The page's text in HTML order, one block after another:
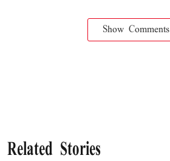
Show Comments
Related Stories